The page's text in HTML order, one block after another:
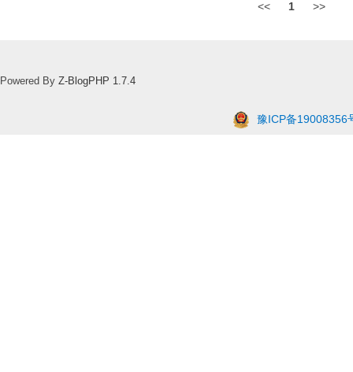
<< 1 >>
Powered By Z-BlogPHP 1.7.4
豫ICP备19008356